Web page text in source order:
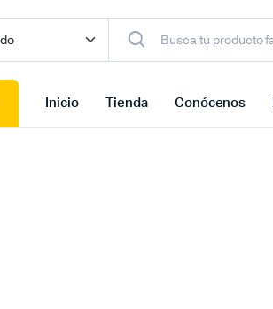
Inicio Tienda Conócenos